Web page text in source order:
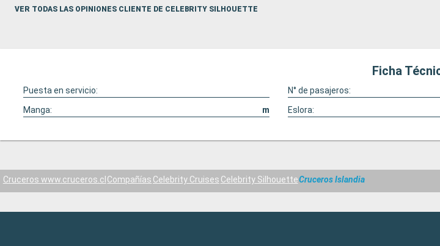
VER TODAS LAS OPINIONES CLIENTE DE CELEBRITY SILHOUETTE
Ficha
Puesta en servicio: N° de pasajeros:
Manga:
m Eslora:
Cruceros www.cruceros.cl Compañías Celebrity Cruises Celebrity SilhouetteCruceros Islandia